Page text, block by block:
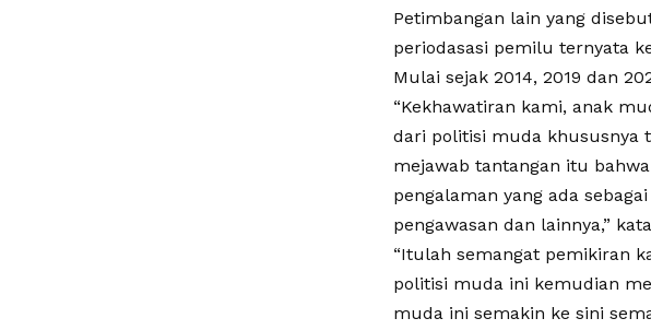
Petimbangan lain yang
periodasasi pemilu ternyata
Mulai sejak 2014, 2019 dan
“Kekhawatiran kami, anak
dari politisi muda khususnya
mejawab tantangan itu
pengalaman yang ada
pengawasan dan lainnya,”
“Itulah semangat pemikiran
politisi muda ini kemudian
muda ini semakin ke sini